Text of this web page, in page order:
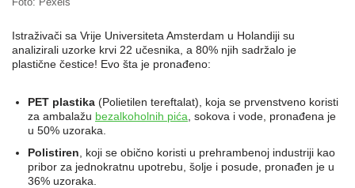
Foto: Pexels
Istraživači sa Vrije Universiteta Amsterdam u Holandiji su
analizirali uzorke krvi 22 učesnika, a 80% njih sadržalo je
plastične čestice! Evo šta je pronađeno:
PET plastika (Polietilen tereftalat), koja se prvenstveno koristi
za ambalažu bezalkoholnih pića , sokova i vode, pronađena je
u 50% uzoraka.
Polistiren , koji se obično koristi u prehrambenoj industriji kao
pribor za jednokratnu upotrebu, šolje i posude, pronađen je u
36% uzoraka.